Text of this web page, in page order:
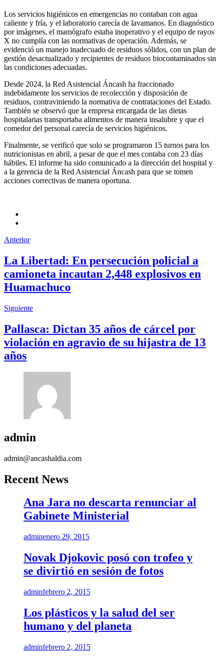
Los servicios higiénicos en emergencias no contaban con agua
caliente y fría, y el laboratorio carecía de lavamanos. En diagnóstico
por imágenes, el mamógrafo estaba inoperativo y el equipo de rayos
X no cumplía con las normativas de operación. Además, se
evidenció un manejo inadecuado de residuos sólidos, con un plan de
gestión desactualizado y recipientes de residuos biocontaminados sin
las condiciones adecuadas.
Desde 2024, la Red Asistencial Áncash ha fraccionado
indebidamente los servicios de recolección y disposición de
residuos, contraviniendo la normativa de contrataciones del Estado.
También se observó que la empresa encargada de las dietas
hospitalarias transportaba alimentos de manera insalubre y que el
comedor del personal carecía de servicios higiénicos.
Finalmente, se verificó que solo se programaron 15 turnos para los
nutricionistas en abril, a pesar de que el mes contaba con 23 días
hábiles. El informe ha sido comunicado a la dirección del hospital y
a la gerencia de la Red Asistencial Áncash para que se tomen
acciones correctivas de manera oportuna.
Anterior
La Libertad: En persecución policial a
camioneta incautan 2,448 explosivos en
Huamachuco
Siguiente
Pallasca: Dictan 35 años de cárcel por
violación en agravio de su hijastra de 13
años
admin
admin@ancashaldia.com
Recent News
Ana Jara no descarta renunciar al
Gabinete Ministerial
adminenero 29, 2015
Novak Djokovic posó con trofeo y
se divirtió en sesión de fotos
adminfebrero 2, 2015
Los plásticos y la salud del ser
humano y del planeta
adminfebrero 2, 2015